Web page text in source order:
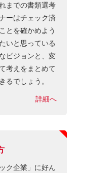
までの書類選考
ーはチェック済
とを確かめよう
いと思っている
ビジョンと、変
考えをまとめて
るでしょう。
詳細へ
ク企業」に好ん